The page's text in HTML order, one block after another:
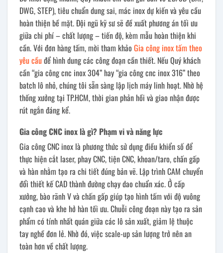
DWG, STEP), tiêu chuẩn dung sai, mác inox dự kiến và yêu cầu
hoàn thiện bề mặt. Đội ngũ kỹ sư sẽ đề xuất phương án tối ưu
giữa chi phí – chất lượng – tiến độ, kèm mẫu hoàn thiện khi
cần. Với đơn hàng tấm, mời tham khảo Gia công inox tấm theo
yêu cầuđể hình dung các công đoạn cần thiết. Nếu Quý khách
cần “gia công cnc inox 304” hay “gia công cnc inox 316” theo
batch lô nhỏ, chúng tôi sẵn sàng lập lịch máy linh hoạt. Nhờ hệ
thống xưởng tại TP.HCM, thời gian phản hồi và giao nhận được
rút ngắn đáng kể.
Gia công CNC inox là gì? Phạm vi và năng lực
Gia công CNC inox là phương thức sử dụng điều khiển số để
thực hiện cắt laser, phay CNC, tiện CNC, khoan/taro, chấn gấp
và hàn nhằm tạo ra chi tiết đúng bản vẽ. Lập trình CAM chuyển
đổi thiết kế CAD thành đường chạy dao chuẩn xác. Ở cấp
xưởng, bào rãnh V và chấn gấp giúp tạo hình tấm với độ vuông
cạnh cao và khe hở hàn tối ưu. Chuỗi công đoạn này tạo ra sản
phẩm có tính nhất quán giữa các lô sản xuất, giảm lệ thuộc
tay nghề đơn lẻ. Nhờ đó, việc scale-up sản lượng trở nên an
toàn hơn về chất lượng.